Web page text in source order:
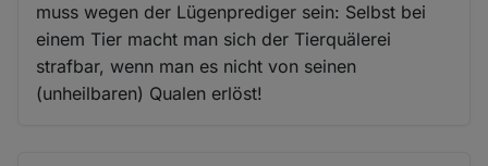
muss wegen der Lügenprediger sein: Selbst bei
einem Tier macht man sich der Tierquälerei
strafbar, wenn man es nicht von seinen
(unheilbaren) Qualen erlöst!